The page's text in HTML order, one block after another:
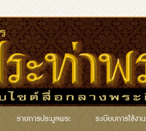
รายการประมูลพระ ระเบียบการใช้งาน